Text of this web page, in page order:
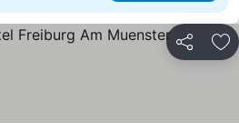
Partilhar